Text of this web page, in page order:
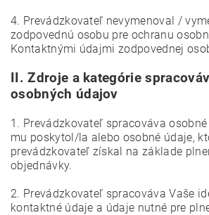
4. Prevádzkovateľ nevymenoval /
zodpovednú osobu pre ochranu
Kontaktnými údajmi zodpovednej
II.Zdroje a kategórie
osobných údajov
1. Prevádzkovateľ spracováva
mu poskytol/la alebo osobné údaje,
prevádzkovateľ získal na základe
objednávky.
2. Prevádzkovateľ spracováva Vaše
kontaktné údaje a údaje nutné pre